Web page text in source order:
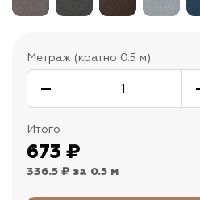
Метраж (кратно 0.5 м)
Итого
673 ₽
336.5 ₽ за 0.5 м